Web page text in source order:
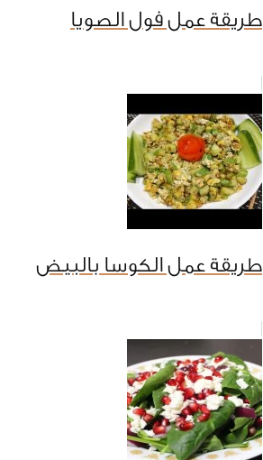
طريقة عمل فول الصويا
طريقة عمل الكوسا بالبيض